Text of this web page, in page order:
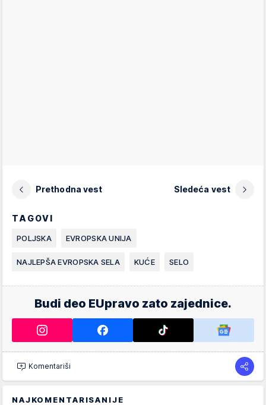
Prethodna vest Sledeća vest
TAGOVI
POLJSKA EVROPSKA UNIJA
NAJLEPŠA EVROPSKA SELA KUĆE SELO
Budi deo EUpravo zato zajednice.
Komentariši
NAJKOMENTARISANIJE